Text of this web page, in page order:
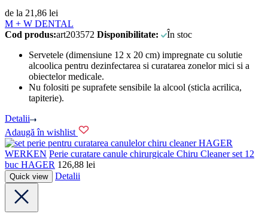
de la 21,86 lei
M + W DENTAL
Cod produs:art203572 Disponibilitate:
În stoc
Servetele (dimensiune 12 x 20 cm) impregnate cu solutie
alcoolica pentru dezinfectarea si curatarea zonelor mici si a
obiectelor medicale.
Nu folositi pe suprafete sensibile la alcool (sticla acrilica,
tapiterie).
Detalii
Adaugă în wishlist
HAGER
WERKEN Perie curatare canule chirurgicale Chiru Cleaner set 12
buc HAGER 126,88 lei
Quick view Detalii